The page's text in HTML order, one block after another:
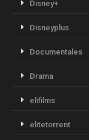
Disney+
Disneyplus
Documentales
Drama
elifilms
elitetorrent